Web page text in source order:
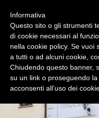
Informativa
Questo sito o gli strumenti
di cookie necessari al
nella cookie policy. Se vuoi
a tutti o ad alcuni cookie,
Chiudendo questo banner,
su un link o proseguendo
acconsenti all’uso dei